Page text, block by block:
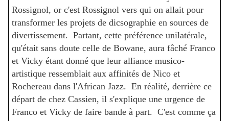
Rossignol, or c'est Rossignol vers qui on allait pour
transformer les projets de dicsographie en sources de
divertissement. Partant, cette préférence unilatérale,
qu'était sans doute celle de Bowane, aura fâché Franco
et Vicky étant donné que leur alliance musico-
artistique ressemblait aux affinités de Nico et
Rochereau dans l'African Jazz. En réalité, derrière ce
départ de chez Cassien, il s'explique une urgence de
Franco et Vicky de faire bande à part. C'est comme ça